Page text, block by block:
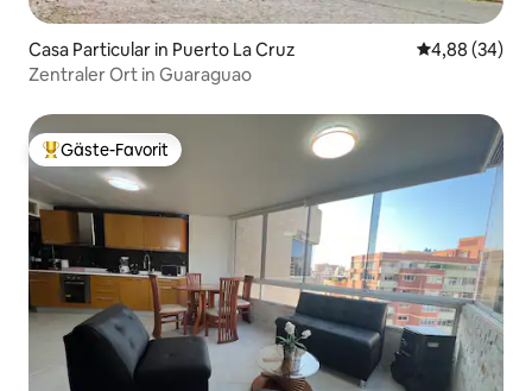
Casa Particular in Puerto La Cruz
4,88 (34)
Zentraler Ort in Guaraguao
Beliebter Gäste-Favorit.
Gäste-Favorit